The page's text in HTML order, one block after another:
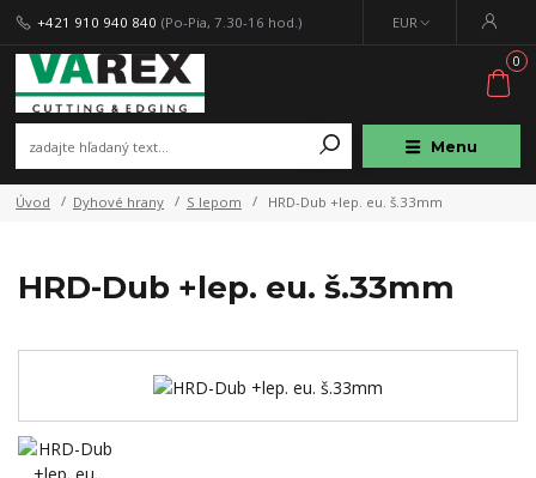
Menu
EUR
+421 910 940 840 (Po-Pia, 7.30-16 hod.)
0
Úvod Dyhové hrany S lepom HRD-Dub +lep. eu. š.33mm
HRD-Dub +lep. eu. š.33mm